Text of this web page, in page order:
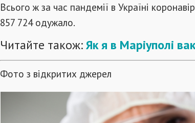
Всього ж за час пандемії в Україні
857 724 одужало.
Читайте також:Як я в Маріуполі
Фото з відкритих джерел